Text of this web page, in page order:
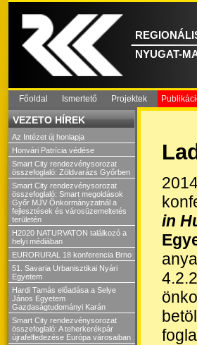
NYUGAT-
Főoldal Ismertető Projektek
VEZETO HÍREK
Az Intézet új honlapja
Honvári Patrícia védése
Smart City rendezvénysorozat
összefoglaló: Zöldvarázs Győrben
Smart City rendezvénysorozat
összefoglaló: Smart megoldások
Győr MJV Önkormányzatnál a
fejlesztések és városüzemeltetés
területén
H2020 NATURVATON találkozó a
helyi médiában
EURORURAL 18 konferencia Brno
51. Savaria Urbanisztikai Nyári
Egyetem
Hardi Tamás előadása a Selye
János Egyetem
Gazdaságtudományi Karán
Smart City rendezvénysorozat
összefoglaló: A teherkerékpár
újrafelfedezése Európa városaiban
in